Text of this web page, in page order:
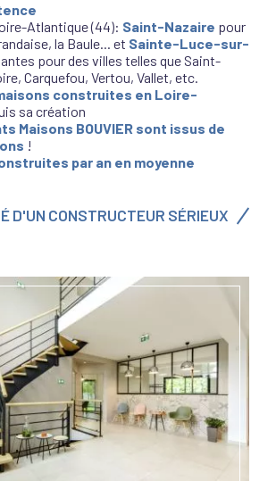
Atlantique (44): Saint-Nazaire pour
la Baule... et Sainte-Luce-sur-
pour des villes telles que Saint-
Carquefou, Vertou, Vallet, etc.
construites en Loire-
sa création
Maisons BOUVIER sont issus de
!
par an en moyenne
D'UN CONSTRUCTEUR SÉRIEUX